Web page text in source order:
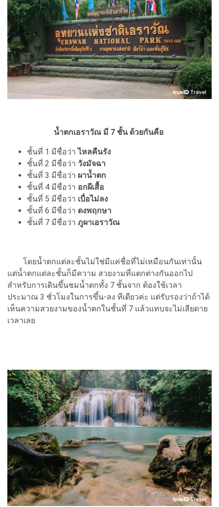
น้ำตกเอราวัณ มี 7 ชั้น ด้วยกันคือ
ชั้นที่ 1 มีชื่อว่าไหลคืนรัง
ชั้นที่ 2 มีชื่อว่า วังมัจฉา
ชั้นที่ 3 มีชื่อว่า ผาน้ำตก
ชั้นที่ 4 มีชื่อว่า อกผีเสื้อ
ชั้นที่ 5 มีชื่อว่า เบื่อไม่ลง
ชั้นที่ 6 มีชื่อว่า ดงพฤกษา
ชั้นที่ 7 มีชื่อว่า ภูผาเอราวัณ
โดยน้ำตกแต่ละชั้นไม่ใช่มีแค่ชื่อที่ไม่เหมือนกันเท่านั้น
แต่น้ำตกแต่ละชั้นก็มีความ สวยงามที่แตกต่างกันออกไป
สำหรับการเดินขึ้นชมน้ำตกทั้ง 7 ชั้นจาก ต้องใช้เวลา
ประมาณ 3 ชั่วโมงในการขึ้น-ลง ทีเดียวค่ะ แต่รับรองว่าถ้าได้
เห็นความสวยงามของน้ำตกในชั้นที่ 7 แล้วแทบจะไม่เสียดาย
เวลาเลย